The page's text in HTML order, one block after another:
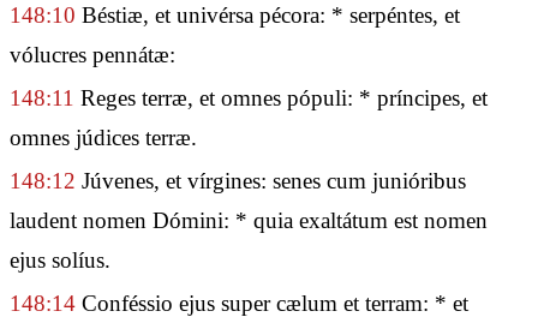
148:10 Béstiæ, et univérsa pécora: * serpéntes, et
vólucres pennátæ:
148:11 Reges terræ, et omnes pópuli: * príncipes, et
omnes júdices terræ.
148:12 Júvenes, et vírgines: senes cum junióribus
laudent nomen Dómini: * quia exaltátum est nomen
ejus solíus.
148:14 Conféssio ejus super cælum et terram: * et